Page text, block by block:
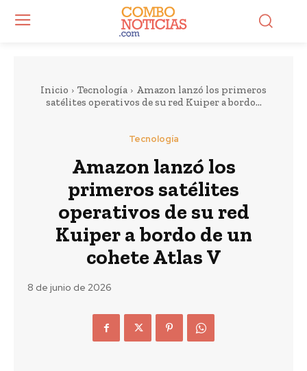
Inicio Tecnología
Amazon lanzó los primeros
satélites operativos de su red Kuiper a bordo...
Tecnología
Amazon lanzó los
primeros satélites
operativos de su red
Kuiper a bordo de un
cohete Atlas V
8 de junio de 2026